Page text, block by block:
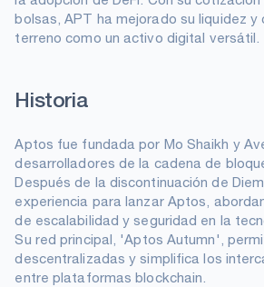
bolsas, APT ha mejorado su liquidez y
terreno como un activo digital versátil.
Historia
Aptos fue fundada por Mo Shaikh y
desarrolladores de la cadena de
Después de la discontinuación de
experiencia para lanzar Aptos,
de escalabilidad y seguridad en la
Su red principal, 'Aptos Autumn',
descentralizadas y simplifica los
entre plataformas blockchain.